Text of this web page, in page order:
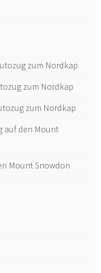
zum Nordkap
zum Nordkap
zum Nordkap
auf den Mount
Mount Snowdon